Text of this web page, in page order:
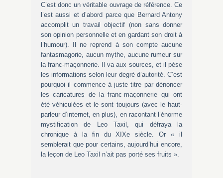
C’est donc un véritable ouvrage de référence. Ce
l’est aussi et d’abord parce que Bernard Antony
accomplit un travail objectif (non sans donner
son opinion personnelle et en gardant son droit à
l’humour). Il ne reprend à son compte aucune
fantasmagorie, aucun mythe, aucune rumeur sur
la franc-maçonnerie. Il va aux sources, et il pèse
les informations selon leur degré d’autorité. C’est
pourquoi il commence à juste titre par dénoncer
les caricatures de la franc-maçonnerie qui ont
été véhiculées et le sont toujours (avec le haut-
parleur d’internet, en plus), en racontant l’énorme
mystification de Leo Taxil, qui défraya la
chronique à la fin du XIXe siècle. Or « il
semblerait que pour certains, aujourd’hui encore,
la leçon de Leo Taxil n’ait pas porté ses fruits ».